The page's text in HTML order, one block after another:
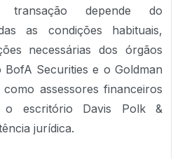
depende do
as condições habituais,
necessárias dos órgãos
Securities e o Goldman
assessores financeiros
o escritório Davis Polk &
jurídica.